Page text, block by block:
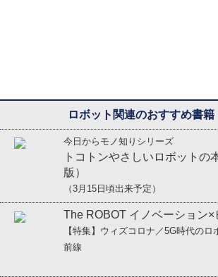
ロボット関連のおすすめ書籍
今日からモノ知りシリーズ
トコトンやさしいロボットの
版）
（3月15日頃出来予定）
The ROBOT イノベーション×
【特集】ウィズコロナ／5G時代のロ
前線